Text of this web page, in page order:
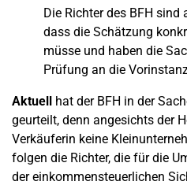
Die Richter des BFH
dass die Schätzung
müsse und haben die
Prüfung an die
Aktuell hat der BFH in der
geurteilt, denn angesichts der
Verkäuferin keine
folgen die Richter, die für die
der einkommensteuerlichen